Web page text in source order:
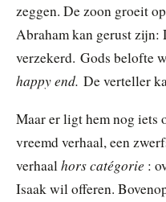
zeggen. De zoon groeit
Abraham kan gerust zijn:
verzekerd. Gods belofte
happy end. De verteller
Maar er ligt hem nog iets
vreemd verhaal, een
verhaalhors catégorie :
Isaak wil offeren.